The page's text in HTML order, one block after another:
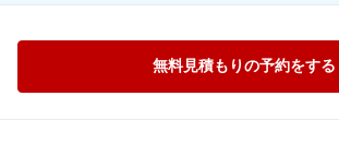
無料見積もりの予約をする